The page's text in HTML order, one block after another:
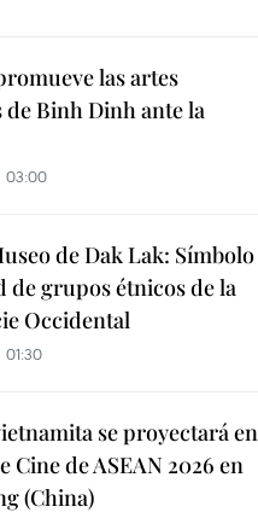
las artes
de Binh Dinh ante la
de Dak Lak: Símbolo
de grupos étnicos de la
Occidental
se proyectará en
Cine de ASEAN 2026 en
(China)